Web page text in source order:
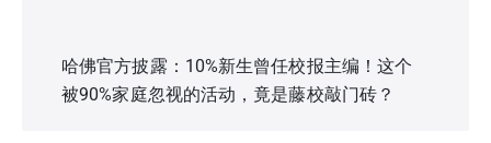
哈佛官方披露：10%新生曾任校报主编！这个
被90%家庭忽视的活动，竟是藤校敲门砖？